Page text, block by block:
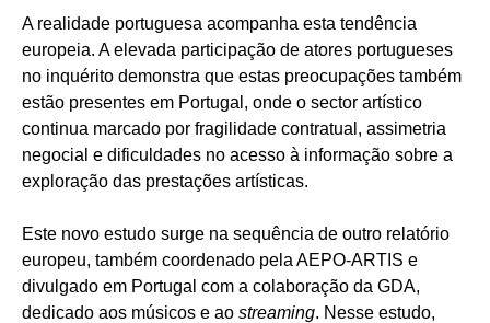
A realidade portuguesa acompanha esta tendência
europeia. A elevada participação de atores portugueses
no inquérito demonstra que estas preocupações também
estão presentes em Portugal, onde o sector artístico
continua marcado por fragilidade contratual, assimetria
negocial e dificuldades no acesso à informação sobre a
exploração das prestações artísticas.
Este novo estudo surge na sequência de outro relatório
europeu, também coordenado pela AEPO-ARTIS e
divulgado em Portugal com a colaboração da GDA,
dedicado aos músicos e ao streaming. Nesse estudo,